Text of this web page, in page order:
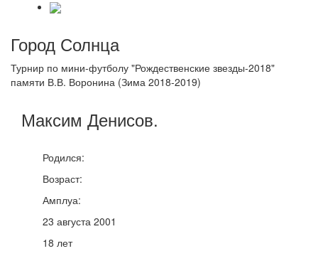
Город Солнца
Турнир по мини-футболу "Рождественские звезды-2018"
памяти В.В. Воронина (Зима 2018-2019)
Максим Денисов.
Родился:
Возраст:
Амплуа:
23 августа 2001
18 лет